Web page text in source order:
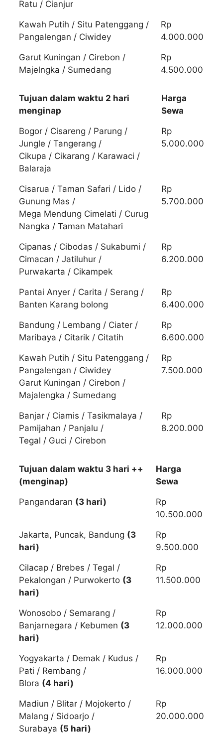
Ratu / Cianjur
Kawah Putih / Situ Patenggang /
Pangalengan / Ciwidey
Rp
4.000.000
Garut Kuningan / Cirebon /
Majelngka / Sumedang
Rp
4.500.000
Tujuan dalam waktu 2 hari
menginap
Harga
Sewa
Bogor / Cisareng / Parung /
Jungle / Tangerang /
Cikupa / Cikarang / Karawaci /
Balaraja
Rp
5.000.000
Cisarua / Taman Safari / Lido /
Gunung Mas /
Mega Mendung Cimelati / Curug
Nangka / Taman Matahari
Rp
5.700.000
Cipanas / Cibodas / Sukabumi /
Cimacan / Jatiluhur /
Purwakarta / Cikampek
Rp
6.200.000
Pantai Anyer / Carita / Serang /
Banten Karang bolong
Rp
6.400.000
Bandung / Lembang / Ciater /
Maribaya / Citarik / Citatih
Rp
6.600.000
Kawah Putih / Situ Patenggang /
Pangalengan / Ciwidey
Garut Kuningan / Cirebon /
Majalengka / Sumedang
Rp
7.500.000
Banjar / Ciamis / Tasikmalaya /
Pamijahan / Panjalu /
Tegal / Guci / Cirebon
Rp
8.200.000
Tujuan dalam waktu 3 hari ++
(menginap)
Harga
Sewa
Pangandaran (3 hari)
Rp
10.500.000
Jakarta, Puncak, Bandung (3
hari)
Rp
9.500.000
Cilacap / Brebes / Tegal /
Pekalongan / Purwokerto (3
hari)
Rp
11.500.000
Wonosobo / Semarang /
Banjarnegara / Kebumen (3
hari)
Rp
12.000.000
Yogyakarta / Demak / Kudus /
Pati / Rembang /
Blora (4 hari)
Rp
16.000.000
Madiun / Blitar / Mojokerto /
Malang / Sidoarjo /
Surabaya (5 hari)
Rp
20.000.000